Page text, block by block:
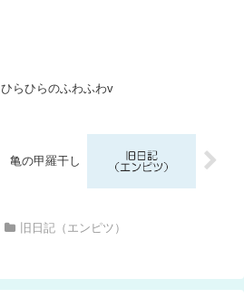
ひらひらのふわふわv
亀の甲羅干し
旧日記（エンピツ）